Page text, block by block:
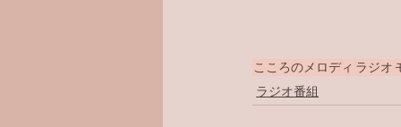
こころのメロディ ラジオ
ラジオ番組